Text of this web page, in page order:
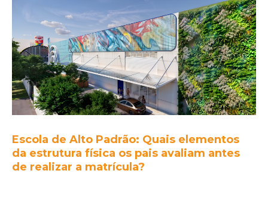
Escola de Alto Padrão: Quais elementos
da estrutura física os pais avaliam antes
de realizar a matrícula?